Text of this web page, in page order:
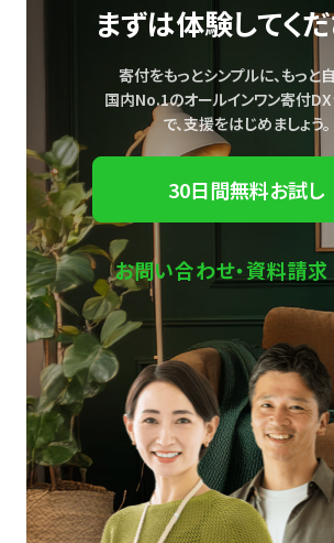
まずは体験してくだ
寄付をもっとシンプルに、もっと
国内No.1のオールインワン寄付
で、支援をはじめましょう。
30日間無料お試し
お問い合わせ・資料請求